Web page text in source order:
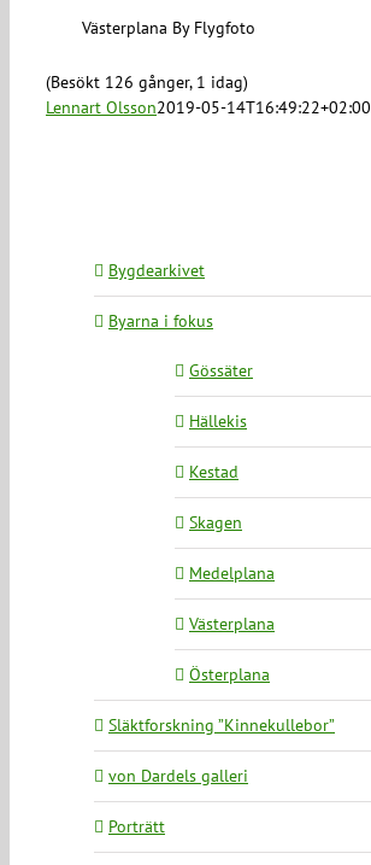
Västerplana By Flygfoto
(Besökt 126 gånger, 1 idag)
Lennart Olsson2019-05-14T16:49:22+02:00
Bygdearkivet
Byarna i fokus
Gössäter
Hällekis
Kestad
Skagen
Medelplana
Västerplana
Österplana
Släktforskning ”Kinnekullebor”
von Dardels galleri
Porträtt